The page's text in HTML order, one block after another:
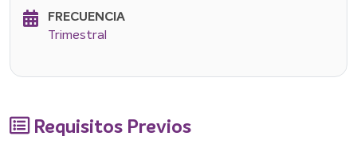
FRECUENCIA
Trimestral
Requisitos Previos